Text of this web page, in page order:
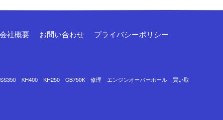
会社概要 お問い合わせ プライバシーポリシー
KH400 KH250 CB750K 修理 エンジンオーバーホール 買い取